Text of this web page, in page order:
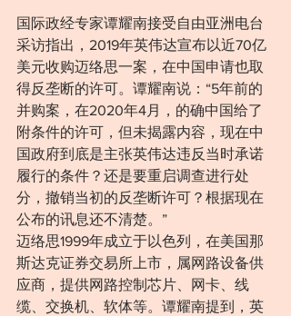
国际政经专家谭耀南接受自由亚洲电台
采访指出，2019年英伟达宣布以近70亿
美元收购迈络思一案，在中国申请也取
得反垄断的许可。谭耀南说：“5年前的
并购案，在2020年4月，的确中国给了
附条件的许可，但未揭露内容，现在中
国政府到底是主张英伟达违反当时承诺
履行的条件？还是要重启调查进行处
分，撤销当初的反垄断许可？根据现在
公布的讯息还不清楚。”
迈络思1999年成立于以色列，在美国那
斯达克证券交易所上市，属网路设备供
应商，提供网路控制芯片、网卡、线
缆、交换机、软体等。谭耀南提到，英